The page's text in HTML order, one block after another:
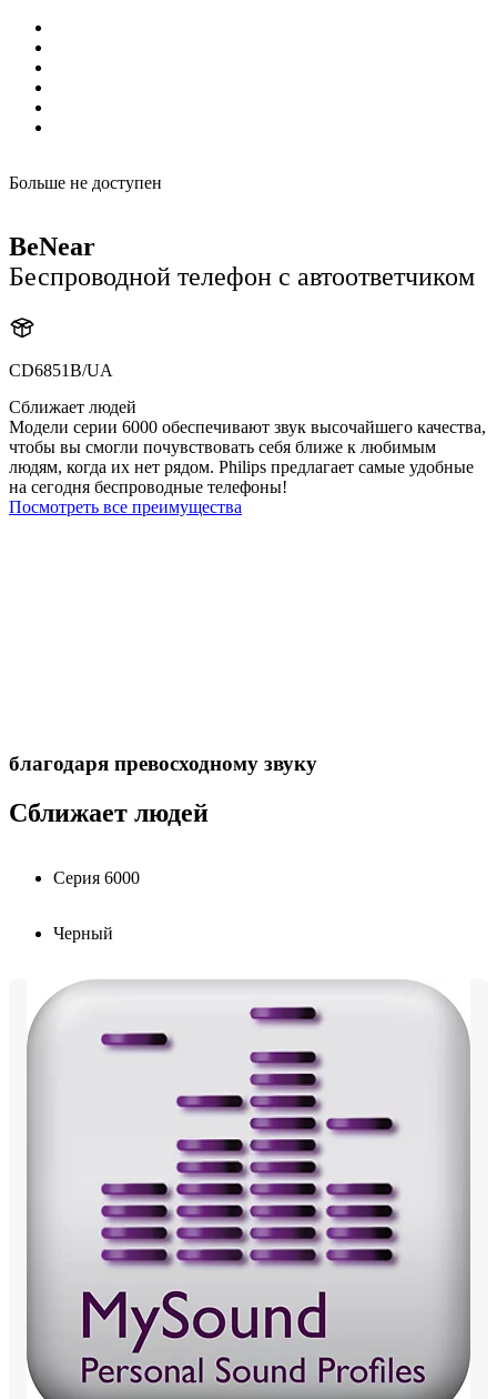
Больше не доступен
BeNear
Беспроводной телефон с автоответчиком
CD6851B/UA
Сближает людей
Модели серии 6000 обеспечивают звук высочайшего качества,
чтобы вы смогли почувствовать себя ближе к любимым
людям, когда их нет рядом. Philips предлагает самые удобные
на сегодня беспроводные телефоны!
Посмотреть все преимущества
благодаря превосходному звуку
Сближает людей
Серия 6000
Черный